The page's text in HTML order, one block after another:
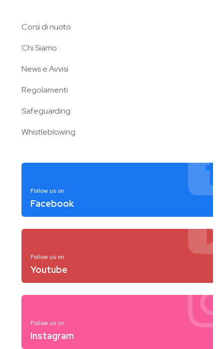
Corsi di nuoto
Chi Siamo
News e Avvisi
Regolamenti
Safeguarding
Whistleblowing
Follow us on
Facebook
Follow us on
Youtube
Follow us on
Instagram